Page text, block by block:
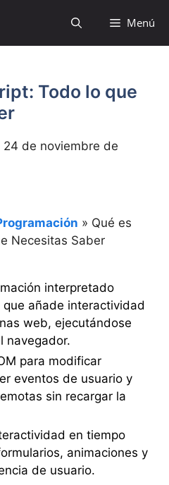
Menú
Todo lo que
24 de noviembre de
» Qué es
Necesitas Saber
interpretado
añade interactividad
web, ejecutándose
navegador.
para modificar
eventos de usuario y
sin recargar la
en tiempo
animaciones y
de usuario.